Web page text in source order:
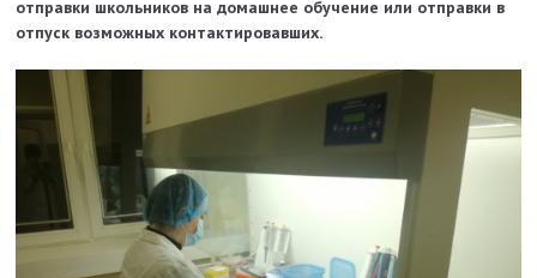
отправки школьников на домашнее обучение или отправки в
отпуск возможных контактировавших.